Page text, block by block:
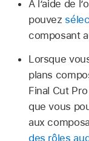
À l’aide de
pouvez
composant
Lorsque
plans
Final Cut
que vous
aux
des rôles